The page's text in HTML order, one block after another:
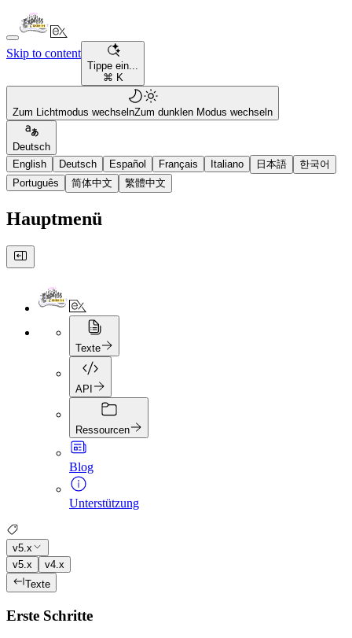
Skip to content
Tippe ein...
⌘ K
Zum Lichtmodus wechselnZum dunklen Modus wechseln
Deutsch
English
Deutsch Español Français Italiano 日本語
한국어
Português
简体中文 繁體中文
Hauptmenü
Texte
API
Ressourcen
Blog
Unterstützung
v5.x
v5.x
v4.x
Texte
Erste Schritte